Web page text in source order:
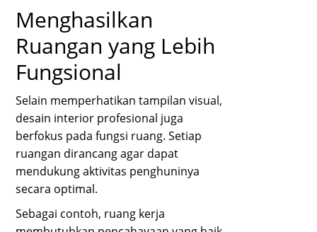
Menghasilkan
Ruangan yang Lebih
Fungsional
Selain memperhatikan tampilan visual,
desain interior profesional juga
berfokus pada fungsi ruang. Setiap
ruangan dirancang agar dapat
mendukung aktivitas penghuninya
secara optimal.
Sebagai contoh, ruang kerja